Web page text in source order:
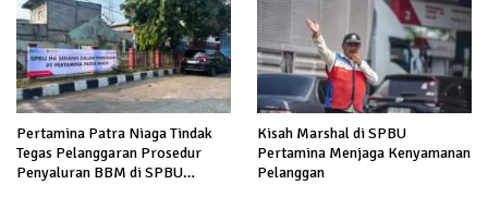
Pertamina Patra Niaga Tindak
Tegas Pelanggaran Prosedur
Penyaluran BBM di SPBU
Kisah Marshal di SPBU
Pertamina Menjaga Kenyamanan
Pelanggan